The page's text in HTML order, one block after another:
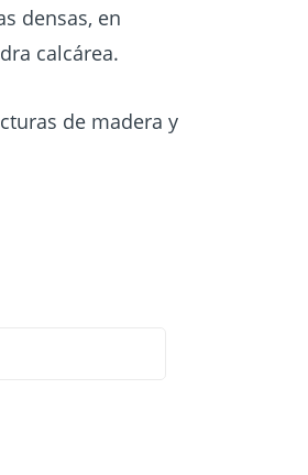
densas, en
calcárea.
de madera y